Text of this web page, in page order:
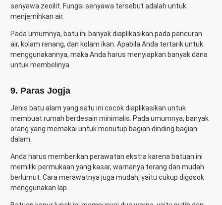
senyawa zeoilit. Fungsi senyawa tersebut adalah untuk
menjernihkan air.
Pada umumnya, batu ini banyak diaplikasikan pada pancuran
air, kolam renang, dan kolam ikan. Apabila Anda tertarik untuk
menggunakannya, maka Anda harus menyiapkan banyak dana
untuk membelinya.
9. Paras Jogja
Jenis batu alam yang satu ini cocok diaplikasikan untuk
membuat rumah berdesain minimalis. Pada umumnya, banyak
orang yang memakai untuk menutup bagian dinding bagian
dalam.
Anda harus memberikan perawatan ekstra karena batuan ini
memiliki permukaan yang kasar, warnanya terang dan mudah
berlumut. Cara merawatnya juga mudah, yaitu cukup digosok
menggunakan lap.